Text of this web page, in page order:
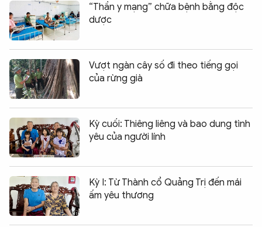
“Thần y mạng” chữa bệnh bằng độc
dược
Vượt ngàn cây số đi theo tiếng gọi
của rừng già
Kỳ cuối: Thiêng liêng và bao dung tình
yêu của người lính
Kỳ I: Từ Thành cổ Quảng Trị đến mái
ấm yêu thương